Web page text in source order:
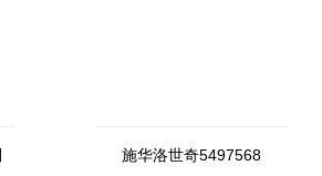
施华洛世奇5497568